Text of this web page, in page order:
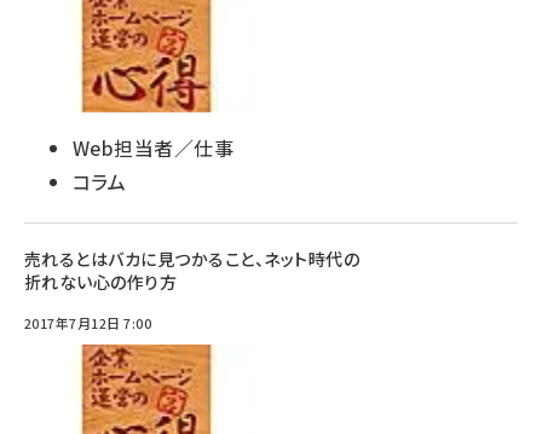
Web担当者／仕事
コラム
売れるとはバカに見つかること、ネット時代の
折れない心の作り方
2017年7月12日 7:00